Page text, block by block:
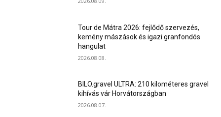
Tour de Mátra 2026: fejlődő szervezés,
kemény mászások és igazi granfondós
hangulat
2026.08.08.
BILO.gravel ULTRA: 210 kilométeres gravel
kihívás vár Horvátországban
2026.08.07.